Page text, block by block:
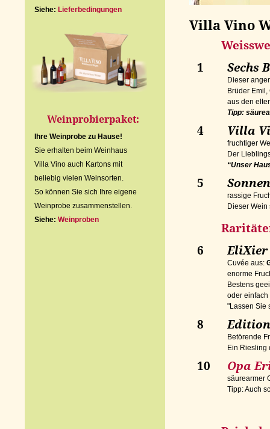
Siehe: Lieferbedingungen
Weinprobierpaket:
Ihre Weinprobe zu Hause!
Sie erhalten beim Weinhaus
Villa Vino auch Kartons mit
beliebig vielen Weinsorten.
So können Sie sich Ihre eigene
Weinprobe zusammenstellen.
Siehe: Weinproben
Villa Vino
1
Sechs
Dieser
Brüder
aus den
Tipp: s
4 Villa
fruchtiger
Der
“Unser
5
rassige
Dieser
6
EliXier
Cuvée aus:
enorme
Bestens
oder einfach
"Lassen Sie
8
Betörende
Ein Riesling
10 Opa
säurearmer
Tipp: Auch